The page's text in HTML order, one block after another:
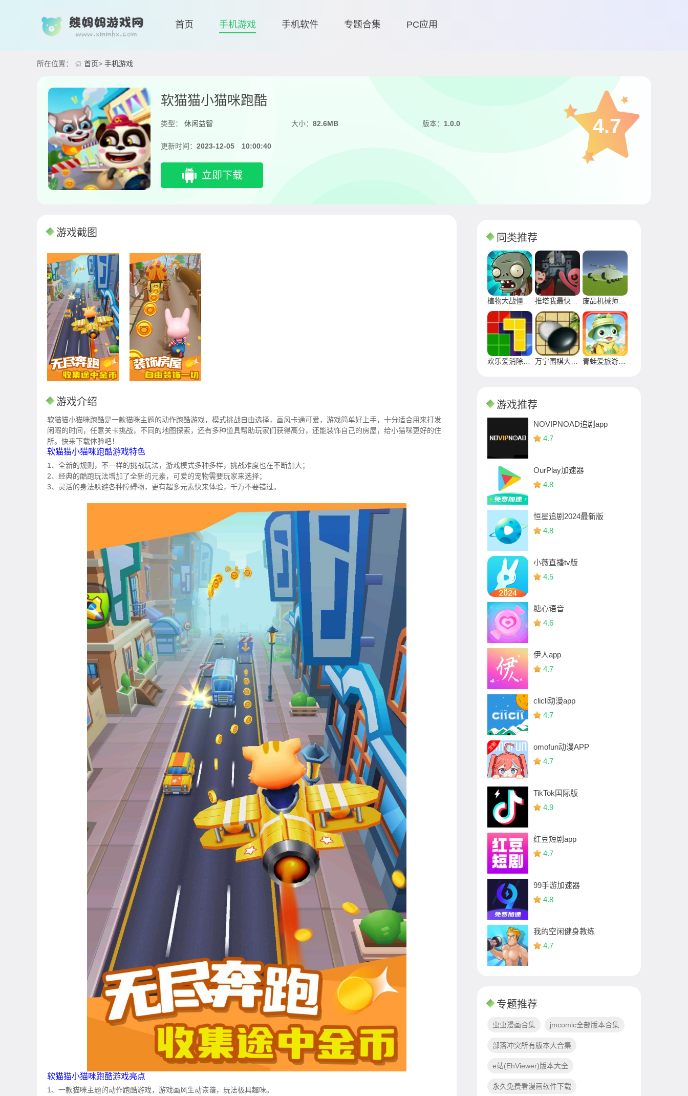
首页 手机游戏 手机软件 专题合集 PC应用
所在位置： 首页> 手机游戏
软猫猫小猫咪跑酷
类型： 休闲益智 大小：82.6MB 版本： 1.0.0
更新时间： 2023-12-05 10:00:40
立即下载
4.7
游戏截图
游戏介绍
软猫猫小猫咪跑酷是一款猫咪主题的动作跑酷游戏，模式挑战自由选择，画风卡通可爱，游戏简单好上手，十分适合用来打发
闲暇的时间，任意关卡挑战，不同的地图探索，还有多种道具帮助玩家们获得高分，还能装饰自己的房屋，给小猫咪更好的住
所。快来下载体验吧！
软猫猫小猫咪跑酷游戏特色
1、全新的规则，不一样的挑战玩法，游戏模式多种多样，挑战难度也在不断加大；
2、经典的酷跑玩法增加了全新的元素，可爱的宠物需要玩家来选择；
3、灵活的身法躲避各种障碍物，更有超多元素快来体验，千万不要错过。
软猫猫小猫咪跑酷游戏亮点
1、一款猫咪主题的动作跑酷游戏，游戏画风生动诙谐，玩法极具趣味。
同类推荐
游戏推荐
NOVIPNOAD追剧app
4.7
OurPlay加速器
4.8
恒星追剧2024最新版
4.8
小薇直播tv版
4.5
糖心语音
4.6
伊人app
4.7
clicli动漫app
4.7
omofun动漫APP
4.7
TikTok国际版
4.9
红豆短剧app
4.7
99手游加速器
4.8
我的空闲健身教练
4.7
专题推荐
虫虫漫画合集 jmcomic全部版本合集
部落冲突所有版本大合集
e站(EhViewer)版本大全
永久免费看漫画软件下载